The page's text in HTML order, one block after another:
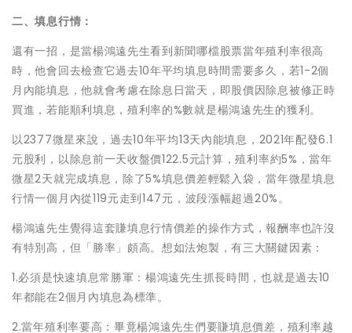
二、填息行情：
還有一招，是當楊鴻遠先生看到新聞哪檔股票當年殖利率很高
時，他會回去檢查它過去10年平均填息時間需要多久，若1-2個
月內能填息，他就會考慮在除息日當天，即股價因除息被修正時
買進，若能順利填息，殖利率的%數就是楊鴻遠先生的獲利。
以2377微星來說，過去10年平均13天內能填息，2021年配發6.1
元股利，以除息前一天收盤價122.5元計算，殖利率約5%，當年
微星2天就完成填息，除了5%填息價差輕鬆入袋，當年微星填息
行情一個月內從119元走到147元，波段漲幅超過20%。
楊鴻遠先生覺得這套賺填息行情價差的操作方式，報酬率也許沒
有特別高，但「勝率」頗高。想如法炮製，有三大關鍵因素：
1.必須是快速填息常勝軍：楊鴻遠先生抓長時間，也就是過去10
年都能在2個月內填息為標準。
2.當年殖利率要高：畢竟楊鴻遠先生們要賺填息價差，殖利率越